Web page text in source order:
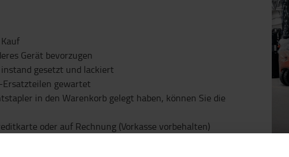
Gerät bevorzugen
gesetzt und lackiert
gewartet
in den Warenkorb gelegt haben, können Sie die
oder auf Rechnung (Vorkasse vorbehalten)